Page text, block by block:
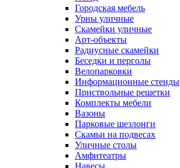
Городская мебель
Урны уличные
Скамейки уличные
Арт-объекты
Радиусные скамейки
Беседки и перголы
Велопарковки
Информационные стенды
Приствольные решетки
Комплекты мебели
Вазоны
Парковые шезлонги
Скамьи на подвесах
Уличные столы
Амфитеатры
Навесы